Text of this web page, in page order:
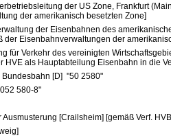
der US Zone, Frankfurt
der amerikanisch besetzten Zone]
der Eisenbahnen des
der Eisenbahnverwaltungen der
für Verkehr des vereinigten
HVE als Hauptabteilung Eisenbahn in die
Bundesbahn [D] "50 2580"
580-8"
[Crailsheim] [gemäß Verf.